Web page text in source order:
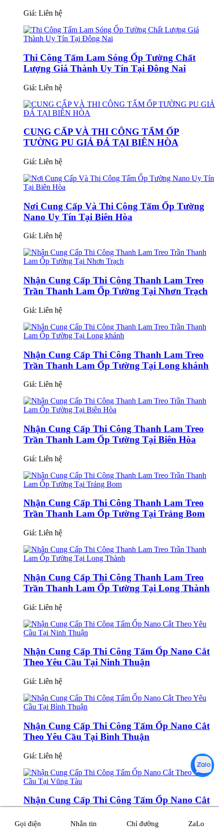
Giá: Liên hệ
Thi Công Tấm Lam Sóng Ốp Tường Chất
Lượng Giá Thành Uy Tín Tại Đông Nai
Giá: Liên hệ
CUNG CẤP VÀ THI CÔNG TẤM ỐP
TƯỜNG PU GIẢ ĐÁ TẠI BIÊN HÒA
Giá: Liên hệ
Nơi Cung Cấp Và Thi Công Tấm Ốp Tường
Nano Uy Tín Tại Biên Hòa
Giá: Liên hệ
Nhận Cung Cấp Thi Công Thanh Lam Treo
Trần Thanh Lam Ốp Tường Tại Nhơn Trạch
Giá: Liên hệ
Nhận Cung Cấp Thi Công Thanh Lam Treo
Trần Thanh Lam Ốp Tường Tại Long khánh
Giá: Liên hệ
Nhận Cung Cấp Thi Công Thanh Lam Treo
Trần Thanh Lam Ốp Tường Tại Biên Hòa
Giá: Liên hệ
Nhận Cung Cấp Thi Công Thanh Lam Treo
Trần Thanh Lam Ốp Tường Tại Trảng Bom
Giá: Liên hệ
Nhận Cung Cấp Thi Công Thanh Lam Treo
Trần Thanh Lam Ốp Tường Tại Long Thành
Giá: Liên hệ
Nhận Cung Cấp Thi Công Tấm Ốp Nano Cắt
Theo Yêu Cầu Tại Ninh Thuận
Giá: Liên hệ
Nhận Cung Cấp Thi Công Tấm Ốp Nano Cắt
Theo Yêu Cầu Tại Bình Thuận
Giá: Liên hệ
Nhận Cung Cấp Thi Công Tấm Ốp Nano Cắt
Gọi điện Nhắn tin Chỉ đường ZaLo